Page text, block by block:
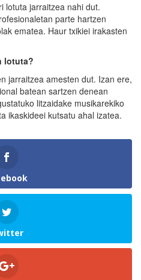
lotuta jarraitzea nahi dut.
parte hartzen
ematea. Haur txikiei irakasten
lotuta?
jarraitzea amesten dut. Izan ere,
batean sartzen denean
litzaidake musikarekiko
ikaskideei kutsatu ahal izatea.